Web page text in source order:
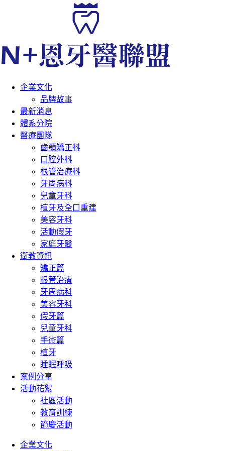
企業文化
品牌故事
最新消息
體系分院
醫療團隊
齒顎矯正科
口腔外科
根管治療科
牙周病科
兒童牙科
植牙及全口重建
美容牙科
活動假牙
家庭牙醫
衛教資訊
矯正篇
根管治療
牙周病科
美容牙科
假牙篇
兒童牙科
手術篇
植牙
睡眠呼吸
案例分享
活動花絮
社區活動
教育訓練
節慶活動
企業文化